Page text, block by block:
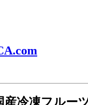
冷凍フルー